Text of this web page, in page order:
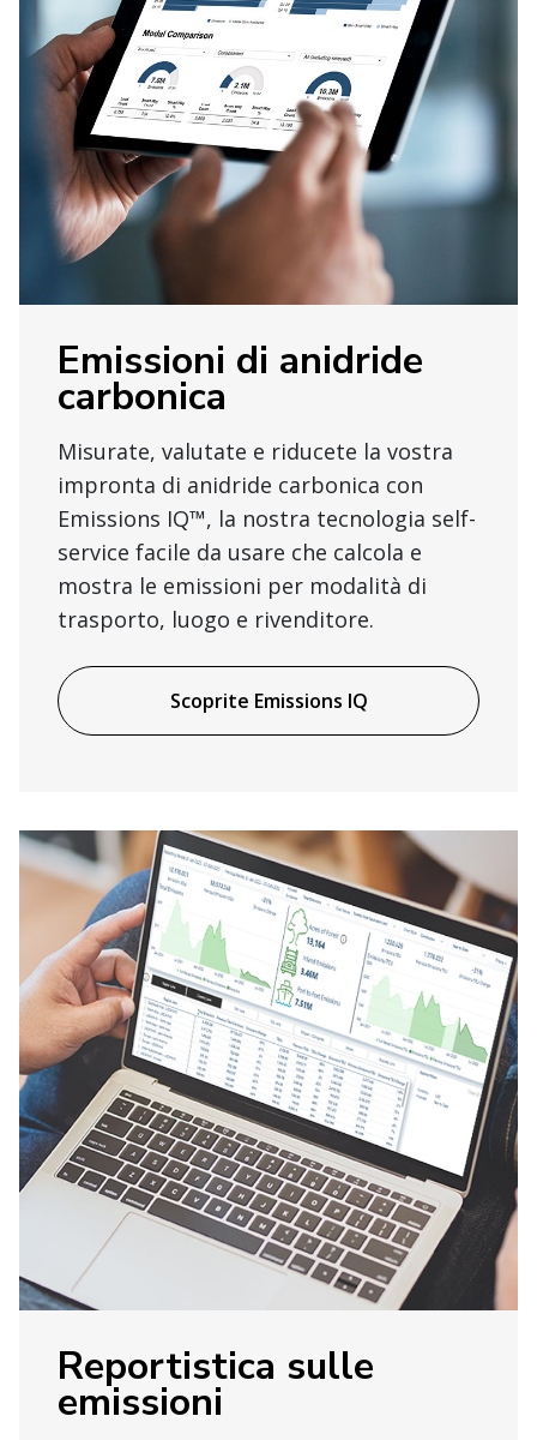
Emissioni di anidride
carbonica
Misurate, valutate e riducete la vostra
impronta di anidride carbonica con
Emissions IQ™, la nostra tecnologia self-
service facile da usare che calcola e
mostra le emissioni per modalità di
trasporto, luogo e rivenditore.
Scoprite Emissions IQ
Reportistica sulle
emissioni